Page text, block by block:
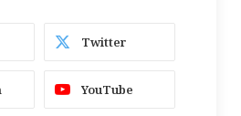
Twitter
YouTube